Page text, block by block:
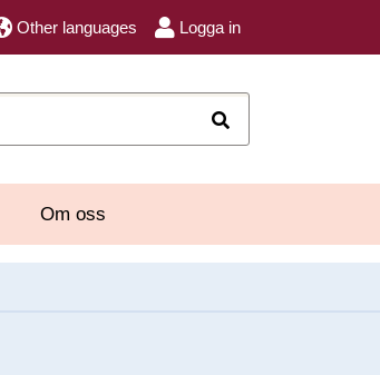
Other languages Logga in
Om oss